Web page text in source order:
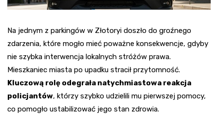
Na jednym z parkingów w Złotoryi doszło do groźnego
zdarzenia, które mogło mieć poważne konsekwencje, gdyby
nie szybka interwencja lokalnych stróżów prawa.
Mieszkaniec miasta po upadku stracił przytomność.
Kluczową rolę odegrała natychmiastowa reakcja
policjantów, którzy szybko udzielili mu pierwszej pomocy,
co pomogło ustabilizować jego stan zdrowia.